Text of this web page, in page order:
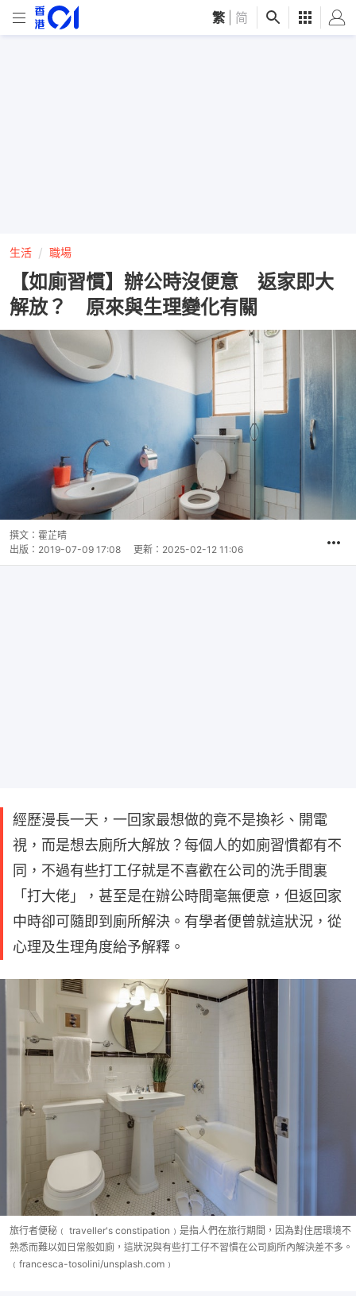
繁 简
生活 職場
【如廁習慣】辦公時沒便意 返家即大
解放？ 原來與生理變化有關
撰文： 霍芷晴
出版： 2019-07-09 17:08 更新： 2025-02-12 11:06
經歷漫長一天，一回家最想做的竟不是換衫、開電
視，而是想去廁所大解放？每個人的如廁習慣都有不
同，不過有些打工仔就是不喜歡在公司的洗手間裏
「打大佬」，甚至是在辦公時間毫無便意，但返回家
中時卻可隨即到廁所解決。有學者便曾就這狀況，從
心理及生理角度給予解釋。
旅行者便秘﹙ traveller's constipation﹚是指人們在旅行期間，因為對住居環境不
熟悉而難以如日常般如廁，這狀況與有些打工仔不習慣在公司廁所內解決差不多。
﹙francesca-tosolini/unsplash.com﹚